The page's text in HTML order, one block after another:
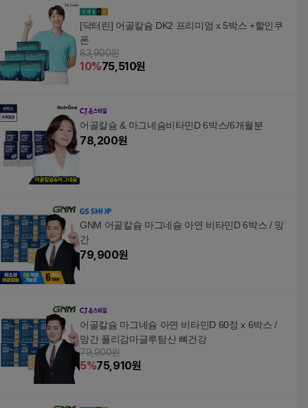
[닥터린] 어골칼슘 DK2 프리미엄 x 5박스 +할인쿠
폰
83,900원
10%75,510원
어골칼슘 & 마그네슘비타민D 6박스/6개월분
78,200원
GNM 어골칼슘 마그네슘 아연 비타민D 6박스 / 망
간
79,900원
어골칼슘 마그네슘 아연 비타민D 60정 x 6박스 /
망간 폴리감마글루탐산 뼈건강
79,900원
5%75,910원